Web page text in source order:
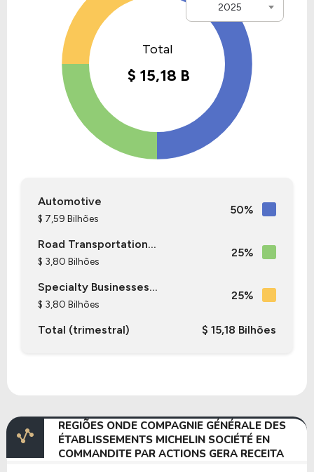
2025
Automotive
$ 7,59 Bilhões
50%
Road Transportation...
$ 3,80 Bilhões
25%
Specialty Businesses...
$ 3,80 Bilhões
25%
Total (trimestral) $ 15,18 Bilhões
REGIÕES ONDE COMPAGNIE GÉNÉRALE DES
ÉTABLISSEMENTS MICHELIN SOCIÉTÉ EN
COMMANDITE PAR ACTIONS GERA RECEITA